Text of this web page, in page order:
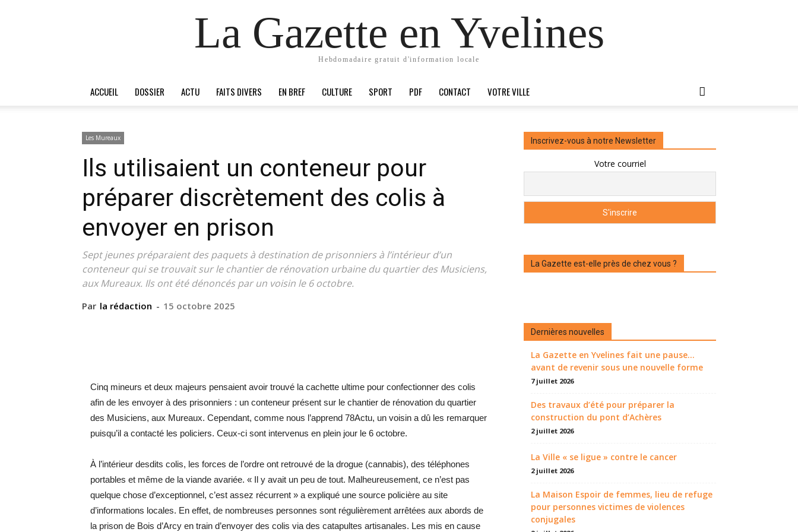
La Gazette en Yvelines
Hebdomadaire gratuit d'information locale
ACCUEIL DOSSIER ACTU FAITS DIVERS EN BREF CULTURE SPORT PDF CONTACT VOTRE VILLE
Les Mureaux
Ils utilisaient un conteneur pour
préparer discrètement des colis à
envoyer en prison
Sept jeunes préparaient des paquets à destination de prisonniers à l’intérieur d’un
conteneur qui se trouvait sur le chantier de rénovation urbaine du quartier des Musiciens,
aux Mureaux. Ils ont été dénoncés par un voisin le 6 octobre.
Par la rédaction - 15 octobre 2025
Cinq mineurs et deux majeurs pensaient avoir trouvé la cachette ultime pour confectionner des colis
afin de les envoyer à des prisonniers : un conteneur présent sur le chantier de rénovation du quartier
des Musiciens, aux Mureaux. Cependant, comme nous l’apprend 78Actu, un voisin a dû les remarquer
puisqu’il a contacté les policiers. Ceux-ci sont intervenus en plein jour le 6 octobre.
À l’intérieur desdits colis, les forces de l’ordre ont retrouvé de la drogue (cannabis), des téléphones
portables et même de la viande avariée. « Il y avait un peu de tout. Malheureusement, ce n’est pas
quelque chose d’exceptionnel, c’est assez récurrent » a expliqué une source policière au site
d’informations locales. En effet, de nombreuses personnes sont régulièrement arrêtées aux abords de
la prison de Bois d’Arcy en train d’envoyer des colis via des catapultes artisanales. Les mis en cause
Inscrivez-vous à notre Newsletter
Votre courriel
La Gazette est-elle près de chez vous ?
Dernières nouvelles
La Gazette en Yvelines fait une pause...
avant de revenir sous une nouvelle forme
7 juillet 2026
Des travaux d’été pour préparer la
construction du pont d’Achères
2 juillet 2026
La Ville « se ligue » contre le cancer
2 juillet 2026
La Maison Espoir de femmes, lieu de refuge
pour personnes victimes de violences
conjugales